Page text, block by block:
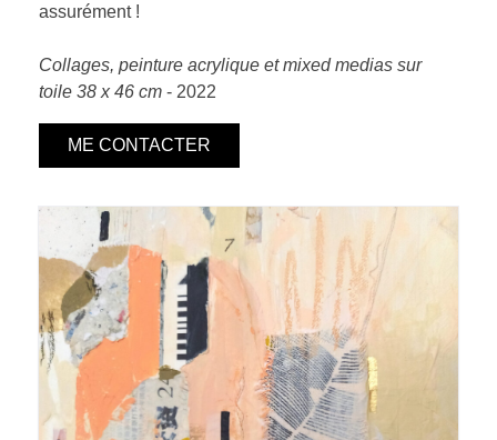
assurément !
Collages, peinture acrylique et mixed medias sur
toile 38 x 46 cm - 2022
ME CONTACTER